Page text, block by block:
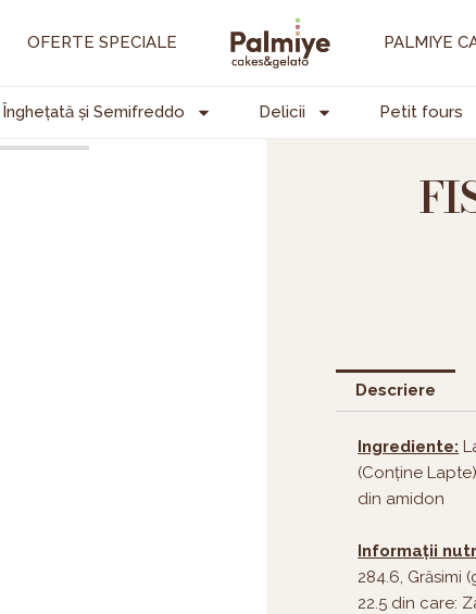
OFERTE SPECIALE PALMIYE
Înghețată și Semifreddo Delicii Petit fours
Descriere
Ingrediente:
(Conține
din amidon
Informații
284.6, Grăsimi
22.5 din care: